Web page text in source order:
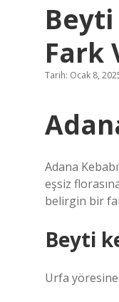
Fark
Tarih: Ocak 8,
Adana
eşsiz
belirgin bir
Beyti
Urfa